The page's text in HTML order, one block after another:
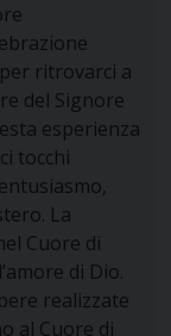
ritrovarci a
del Signore
esperienza
tocchi
La
Cuore di
di Dio.
realizzate
al Cuore di